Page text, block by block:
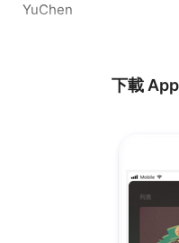
YuChen
下載